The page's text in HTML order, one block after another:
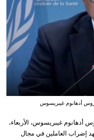
أدهانوم غيبريسوس
أدهانوم غيبريسوس، الأربعاء،
إضراب العاملين في مجال